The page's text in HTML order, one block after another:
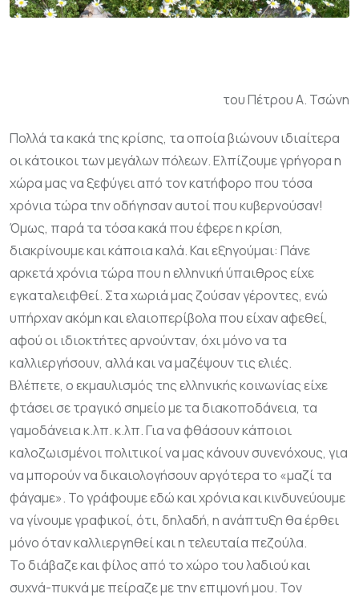
του Πέτρου Α. Τσώνη
Πολλά τα κακά της κρίσης, τα οποία βιώνουν ιδιαίτερα
οι κάτοικοι των μεγάλων πόλεων. Ελπίζουμε γρήγορα η
χώρα μας να ξεφύγει από τον κατήφορο που τόσα
χρόνια τώρα την οδήγησαν αυτοί που κυβερνούσαν!
Όμως, παρά τα τόσα κακά που έφερε η κρίση,
διακρίνουμε και κάποια καλά. Και εξηγούμαι: Πάνε
αρκετά χρόνια τώρα που η ελληνική ύπαιθρος είχε
εγκαταλειφθεί. Στα χωριά μας ζούσαν γέροντες, ενώ
υπήρχαν ακόμη και ελαιοπερίβολα που είχαν αφεθεί,
αφού οι ιδιοκτήτες αρνούνταν, όχι μόνο να τα
καλλιεργήσουν, αλλά και να μαζέψουν τις ελιές.
Βλέπετε, ο εκμαυλισμός της ελληνικής κοινωνίας είχε
φτάσει σε τραγικό σημείο με τα διακοποδάνεια, τα
γαμοδάνεια κ.λπ. κ.λπ. Για να φθάσουν κάποιοι
καλοζωισμένοι πολιτικοί να μας κάνουν συνενόχους, για
να μπορούν να δικαιολογήσουν αργότερα το «μαζί τα
φάγαμε». Το γράφουμε εδώ και χρόνια και κινδυνεύουμε
να γίνουμε γραφικοί, ότι, δηλαδή, η ανάπτυξη θα έρθει
μόνο όταν καλλιεργηθεί και η τελευταία πεζούλα.
Το διάβαζε και φίλος από το χώρο του λαδιού και
συχνά-πυκνά με πείραζε με την επιμονή μου. Τον